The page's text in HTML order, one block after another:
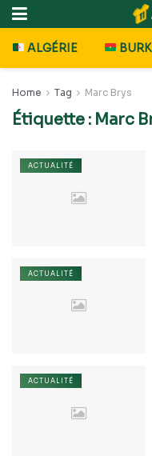
ALGÉRIE
Home Tag Marc Brys
Étiquette : Marc
ACTUALITÉ
ACTUALITÉ
ACTUALITÉ